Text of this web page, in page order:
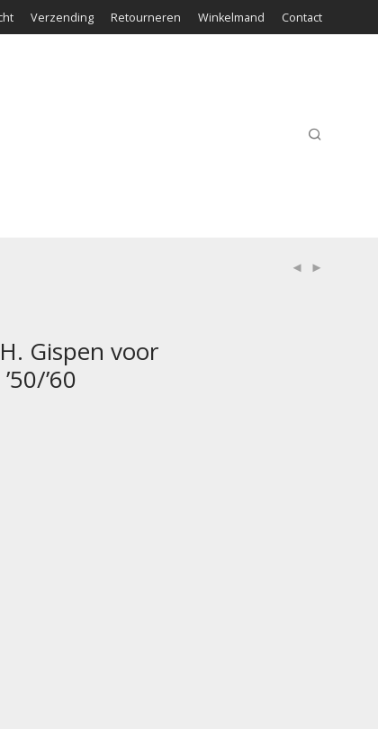
Verzending Retourneren Winkelmand Contact
Gispen voor
’60